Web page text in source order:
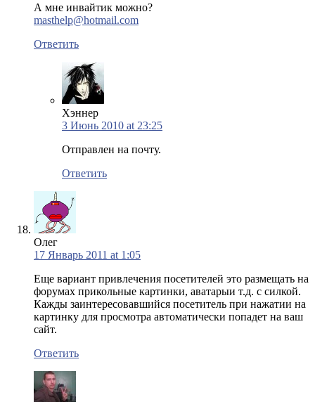
А мне инвайтик можно?
masthelp@hotmail.com
Ответить
Хэннер
3 Июнь 2010 at 23:25
Отправлен на почту.
Ответить
Олег
17 Январь 2011 at 1:05
Еще вариант привлечения посетителей это размещать на
форумах прикольные картинки, аватарыи т.д. с силкой.
Кажды заинтересовавшийся посетитель при нажатии на
картинку для просмотра автоматически попадет на ваш
сайт.
Ответить